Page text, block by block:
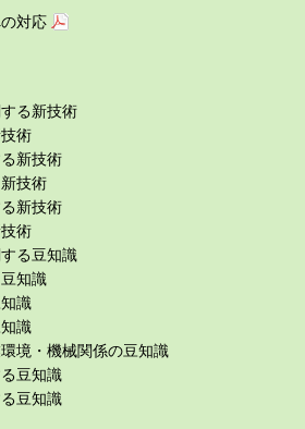
対応
る新技術
術
新技術
技術
新技術
術
る⾖知識
知識
識
識
境・機械関係の⾖知識
⾖知識
⾖知識